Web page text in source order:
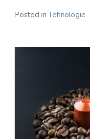
Posted in Tehnologie